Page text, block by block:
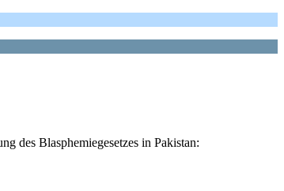
des Blasphemiegesetzes in Pakistan: